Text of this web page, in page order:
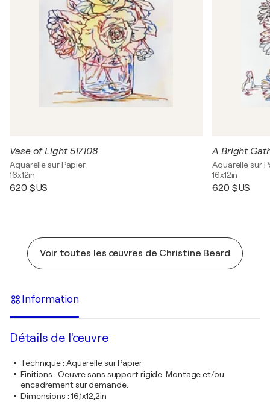
Vase of Light 517108
Aquarelle sur Papier
16x12in
620 $US
A Bright
Aquarelle sur
16x12in
620 $US
Voir toutes les œuvres de Christine Beard
Information
Détails de l'œuvre
Technique: Aquarelle sur Papier
Finitions : Oeuvre sans support rigide. Montage et/ou
encadrement sur demande.
Dimensions : 16,1x12,2in